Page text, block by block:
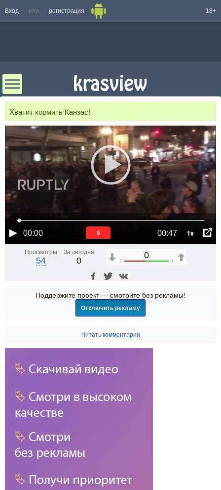
Вход или регистрация 18+
Хватит кормить Канзас!
00:00 00:47 1x
6
Просмотры
54
За сегодня
0
0
0 0
Поддержите проект — смотрите без рекламы!
Отключить рекламу
Читать комментарии